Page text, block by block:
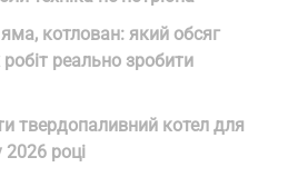
котлован: який обсяг
реально зробити
твердопаливний котел для
2026 році